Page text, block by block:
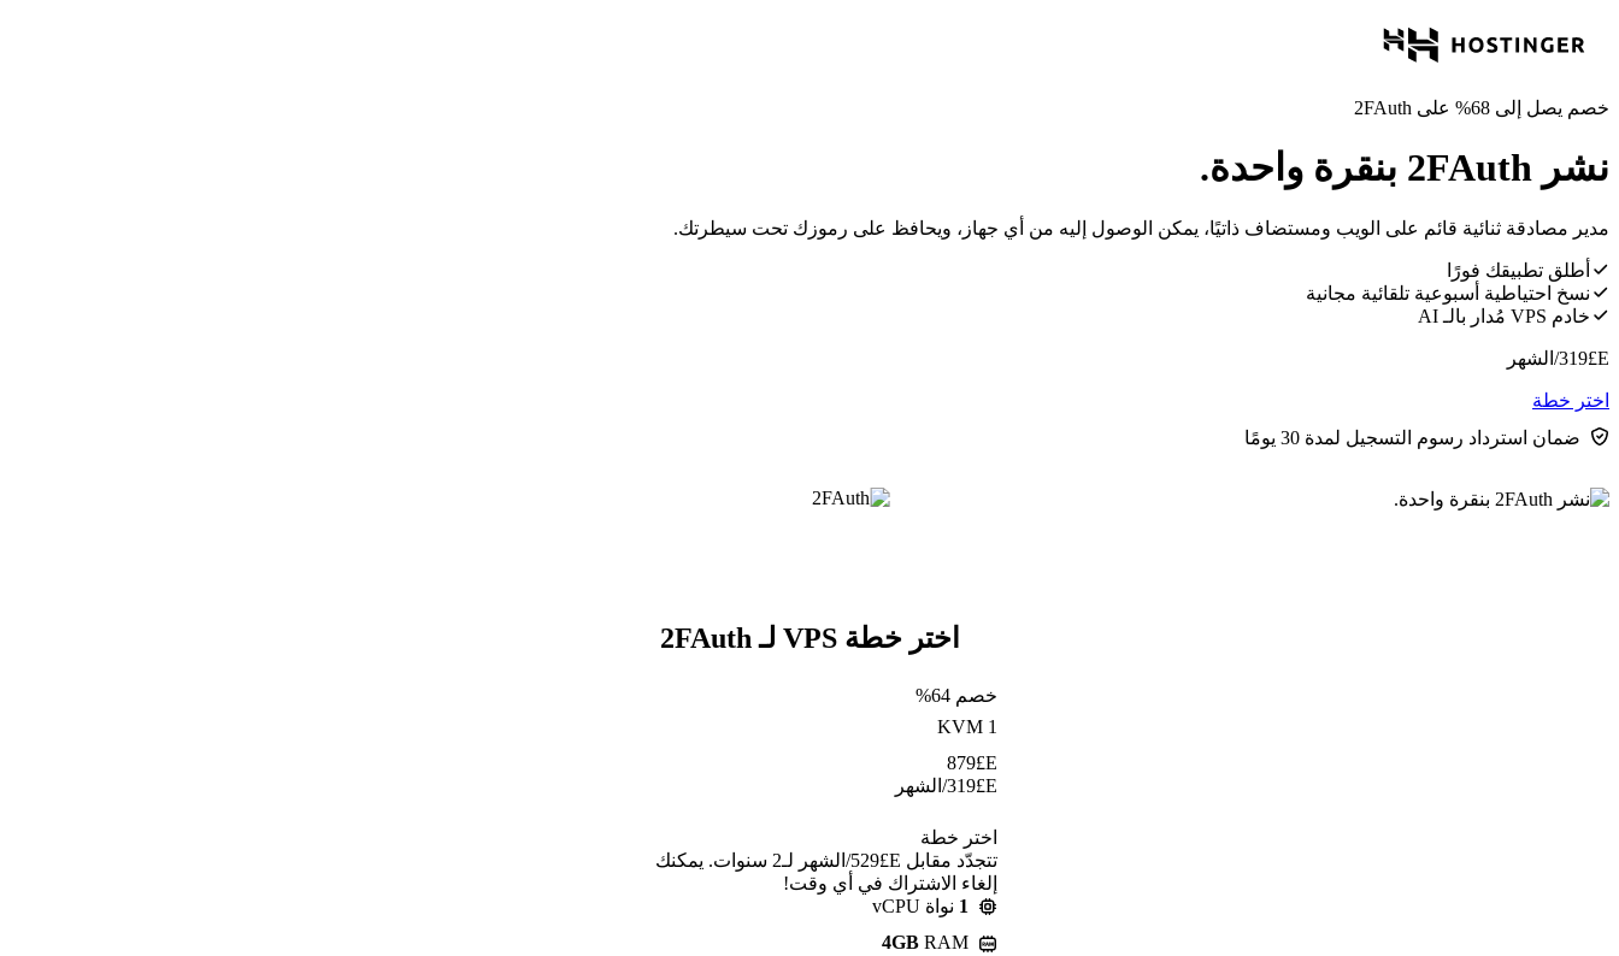
خصم يصل إلى 68% على 2FAuth
نشر 2FAuth بنقرة واحدة.
مدير مصادقة ثنائية قائم على الويب ومستضاف ذاتيًا، يمكن الوصول إليه من أي جهاز، ويحافظ على رموزك تحت سيطرتك.
أطلق تطبيقك فورًا
نسخ احتياطية أسبوعية تلقائية مجانية
خادم VPS مُدار بالـ AI
E£
319/الشهر
اختر خطة
ضمان استرداد رسوم التسجيل لمدة 30 يومًا
اختر خطة VPS لـ 2FAuth
خصم 64%
KVM 1
E£
879
E£
319/الشهر
اختر خطة
تتجدّد مقابل E£⁦529⁩/الشهر لـ2 سنوات. يمكنك
إلغاء الاشتراك في أي وقت!
1 نواة vCPU
4GB RAM